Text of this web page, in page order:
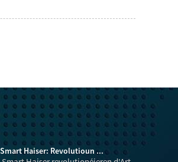
Haiser: Revolutioun ...